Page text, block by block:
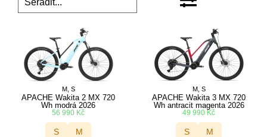
M, S
APACHE Wakita 2 MX 720
Wh modrá 2026
56 990 Kč
S M
M, S
APACHE Wakita 3 MX 720
Wh antracit magenta 2026
49 990 Kč
S M